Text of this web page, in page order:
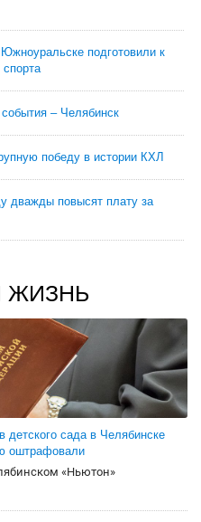
подготовили к
– Челябинск
победу в истории КХЛ
дважды повысят плату за
ЖИЗНЬ
детского сада в Челябинске
оштрафовали
«Ньютон»